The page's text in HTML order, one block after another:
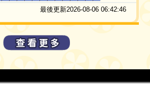
最後更新2026-08-06 06:42:46